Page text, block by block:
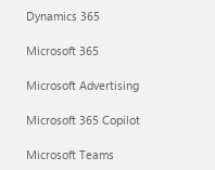
Dynamics 365
Microsoft 365
Microsoft Advertising
Microsoft 365 Copilot
Microsoft Teams